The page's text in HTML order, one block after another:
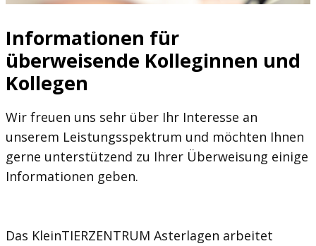
Informationen für
überweisende Kolleginnen und
Kollegen
Wir freuen uns sehr über Ihr Interesse an
unserem Leistungsspektrum und möchten Ihnen
gerne unterstützend zu Ihrer Überweisung einige
Informationen geben.
Das KleinTIERZENTRUM Asterlagen arbeitet